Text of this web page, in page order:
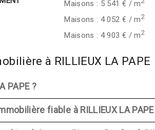
Maisons : 5 541 € / m
Maisons : 4 052 € / m2
Maisons : 4 903 € / m2
à RILLIEUX LA PAPE
PAPE ?
fiable à RILLIEUX LA PAPE